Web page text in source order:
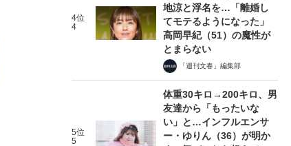
4位
4
地涼と浮名を…「離婚し
てモテるようになった」
高岡早紀（51）の魔性が
とまらない
「週刊文春」編集部
5位
5
体重30キロ→200キロ、男
友達から「もったいな
い」と…インフルエンサ
ー・ゆりん（36）が明か